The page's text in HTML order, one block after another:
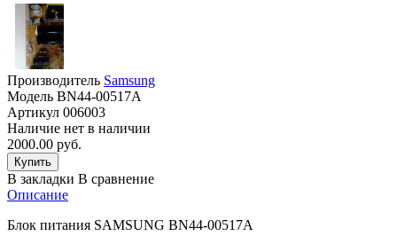
Производитель Samsung
Модель BN44-00517A
Артикул 006003
Наличие нет в наличии
2000.00 руб.
В закладки В сравнение
Описание
Блок питания SAMSUNG BN44-00517A